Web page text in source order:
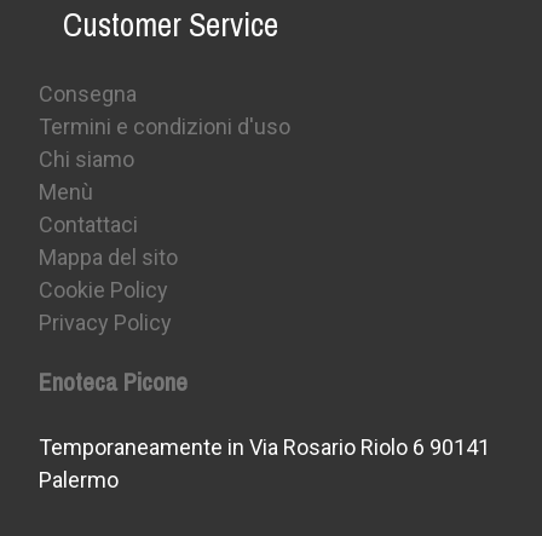
Customer Service
Consegna
Termini e condizioni d'uso
Chi siamo
Menù
Contattaci
Mappa del sito
Cookie Policy
Privacy Policy
Enoteca Picone
Temporaneamente in Via Rosario Riolo 6 90141
Palermo